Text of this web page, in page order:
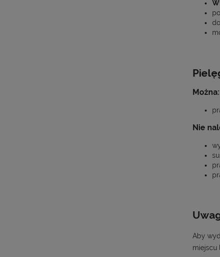
Można:
Nie
Aby
miejscu